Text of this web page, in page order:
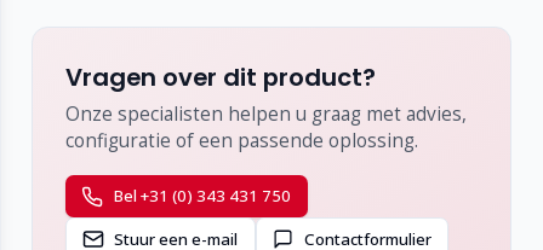
Vragen over dit product?
Onze specialisten helpen u graag met advies,
configuratie of een passende oplossing.
Bel +31 (0) 343 431 750
Stuur een e-mail
Contactformulier